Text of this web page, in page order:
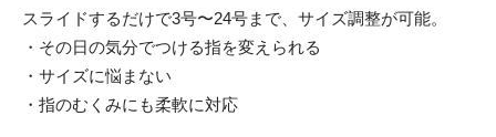
スライドするだけで3号〜24号まで、サイズ調整が可能。
・その日の気分でつける指を変えられる
・サイズに悩まない
・指のむくみにも柔軟に対応